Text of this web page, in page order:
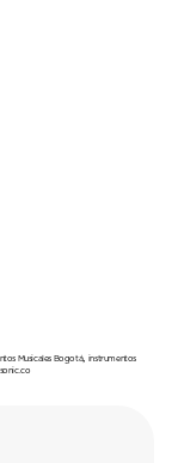
Musicales Bogotá, instrumentos